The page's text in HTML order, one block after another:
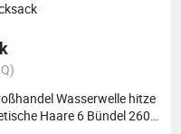
Wasserwelle hitze
Haare 6 Bündel 260g